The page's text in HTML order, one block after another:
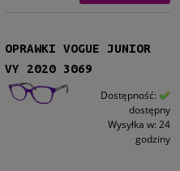
OPRAWKI VOGUE JUNIOR
VY 2020 3069
Dostępność:
dostępny
Wysyłka w: 24
godziny